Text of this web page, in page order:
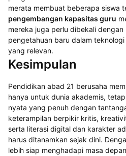
merata membuat beberapa siswa
pengembangan kapasitas guru
mereka juga perlu dibekali
pengetahuan baru dalam
yang relevan.
Kesimpulan
Pendidikan abad 21 berusaha
hanya untuk dunia akademis,
nyata yang penuh dengan
keterampilan berpikir kritis,
serta literasi digital dan karakter
harus ditanamkan sejak dini.
lebih siap menghadapi masa